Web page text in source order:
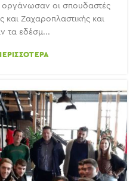
οργάνωσαν οι σπουδαστές
Ζαχαροπλαστικής και
τα εδέσμ...